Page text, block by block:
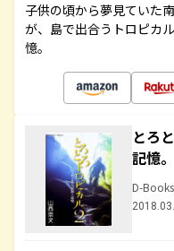
子供の頃から夢見ていた
が、島で出合うトロピカ
憶。
とろ
記憶
D-Books